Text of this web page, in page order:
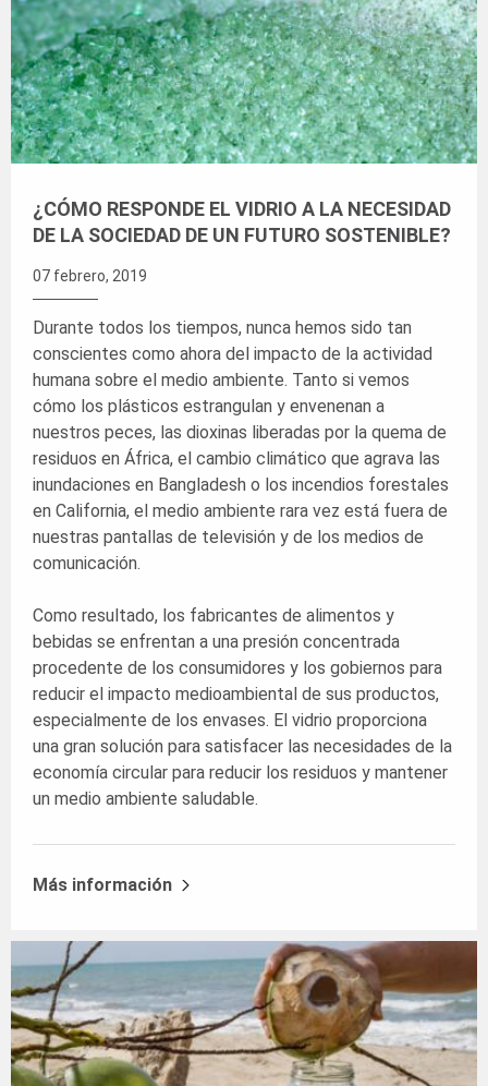
¿CÓMO RESPONDE EL VIDRIO A LA NECESIDAD
DE LA SOCIEDAD DE UN FUTURO SOSTENIBLE?
07 febrero, 2019
Durante todos los tiempos, nunca hemos sido tan
conscientes como ahora del impacto de la actividad
humana sobre el medio ambiente. Tanto si vemos
cómo los plásticos estrangulan y envenenan a
nuestros peces, las dioxinas liberadas por la quema de
residuos en África, el cambio climático que agrava las
inundaciones en Bangladesh o los incendios forestales
en California, el medio ambiente rara vez está fuera de
nuestras pantallas de televisión y de los medios de
comunicación.
Como resultado, los fabricantes de alimentos y
bebidas se enfrentan a una presión concentrada
procedente de los consumidores y los gobiernos para
reducir el impacto medioambiental de sus productos,
especialmente de los envases. El vidrio proporciona
una gran solución para satisfacer las necesidades de la
economía circular para reducir los residuos y mantener
un medio ambiente saludable.
Más información